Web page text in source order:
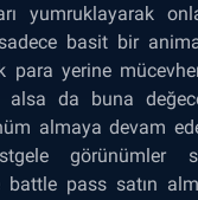
yumruklayarak
basit bir
para yerine
alsa da buna
almaya devam
görünümler
battle pass satın